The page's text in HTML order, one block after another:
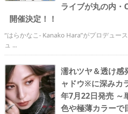
ライブが丸の内・
開催決定！！
“はらかなこ- Kanako Hara”がプロデュー
ュ ...
濡れツヤ＆透け感
ャドウ※に深みカ
年7月22日発売 ～
色や極薄カラーで